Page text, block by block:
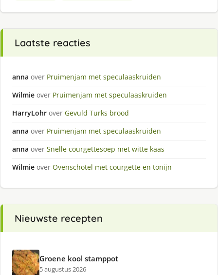
Laatste reacties
anna over Pruimenjam met speculaaskruiden
Wilmie over Pruimenjam met speculaaskruiden
HarryLohr over Gevuld Turks brood
anna over Pruimenjam met speculaaskruiden
anna over Snelle courgettesoep met witte kaas
Wilmie over Ovenschotel met courgette en tonijn
Nieuwste recepten
Groene kool stamppot
5 augustus 2026